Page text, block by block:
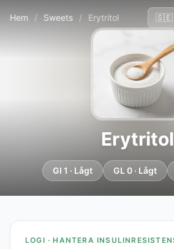
Hem / Sweets / Erytritol
Erytritol
GI 1 · Lågt GL 0 · Lågt
LOGI · HANTERA